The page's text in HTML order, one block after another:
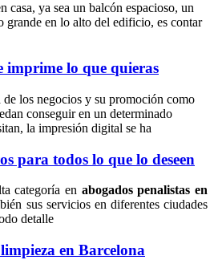
casa, ya sea un balcón espacioso, un
grande en lo alto del edificio, es contar
imprime lo que quieras
de los negocios y su promoción como
conseguir en un determinado
la impresión digital se ha
para todos lo que lo deseen
categoría en abogados penalistas en
sus servicios en diferentes ciudades
detalle
en Barcelona